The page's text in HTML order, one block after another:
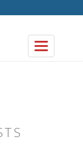
Toggle